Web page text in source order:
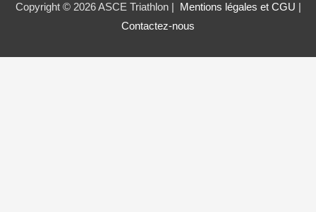
Copyright © 2026 ASCE Triathlon | Mentions légales et CGU
Contactez-nous